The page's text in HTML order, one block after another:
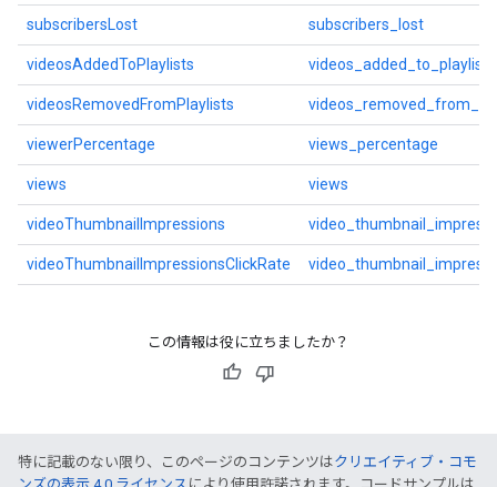
subscribersLost subscribers_lost
videosAddedToPlaylists videos_added_to_playlists
videosRemovedFromPlaylists
viewerPercentage views_percentage
views views
videoThumbnailImpressions
videoThumbnailImpressionsClickRate
この情報は役に立ちましたか？
特に記載のない限り、このページのコンテンツはクリエイティブ・コモ